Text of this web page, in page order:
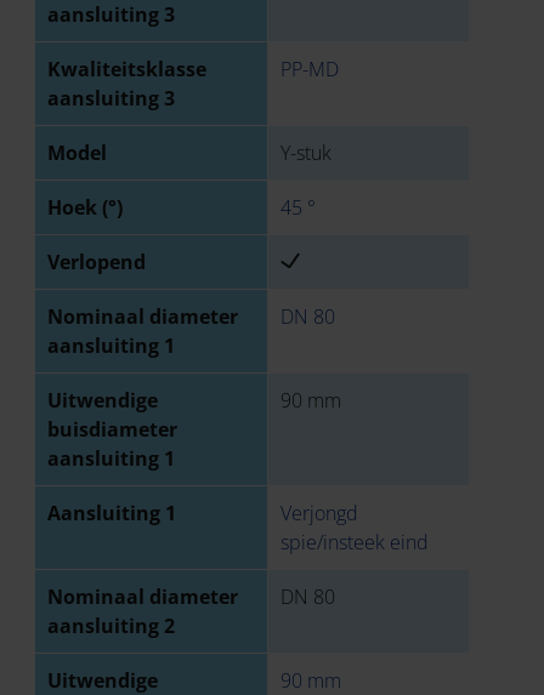
aansluiting 3
Kwaliteitsklasse
aansluiting 3
PP-MD
Model Y-stuk
Hoek (°) 45 °
Verlopend
Nominaal diameter
aansluiting 1
DN 80
Uitwendige
buisdiameter
aansluiting 1
90 mm
Aansluiting 1
Verjongd
spie/insteek eind
Nominaal diameter
aansluiting 2
DN 80
Uitwendige
90 mm